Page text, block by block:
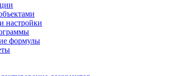
настройки
формулы